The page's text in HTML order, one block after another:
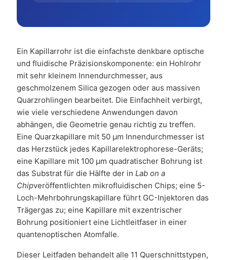
Ein Kapillarrohr ist die einfachste denkbare optische
und fluidische Präzisionskomponente: ein Hohlrohr
mit sehr kleinem Innendurchmesser, aus
geschmolzenem Silica gezogen oder aus massiven
Quarzrohlingen bearbeitet. Die Einfachheit verbirgt,
wie viele verschiedene Anwendungen davon
abhängen, die Geometrie genau richtig zu treffen.
Eine Quarzkapillare mit 50 µm Innendurchmesser ist
das Herzstück jedes Kapillarelektrophorese-Geräts;
eine Kapillare mit 100 µm quadratischer Bohrung ist
das Substrat für die Hälfte der in Lab on a
Chipveröffentlichten mikrofluidischen Chips; eine 5-
Loch-Mehrbohrungskapillare führt GC-Injektoren das
Trägergas zu; eine Kapillare mit exzentrischer
Bohrung positioniert eine Lichtleitfaser in einer
quantenoptischen Atomfalle.
Dieser Leitfaden behandelt alle 11 Querschnittstypen,